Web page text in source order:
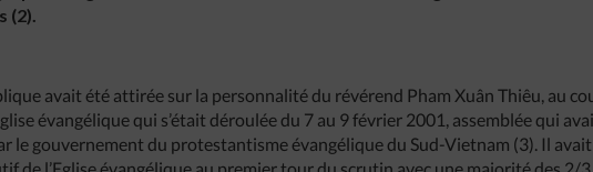
(2).
avait été attirée sur la personnalité du révérend Pham Xuân Thiêu, au
évangélique qui s’était déroulée du 7 au 9 février 2001, assemblée qui
le gouvernement du protestantisme évangélique du Sud-Vietnam (3). Il